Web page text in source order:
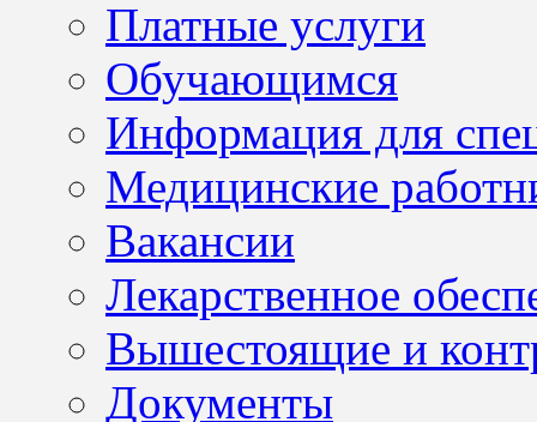
Платные услуги
Обучающимся
Информация для
Медицинские
Вакансии
Лекарственное
Вышестоящие и
Документы